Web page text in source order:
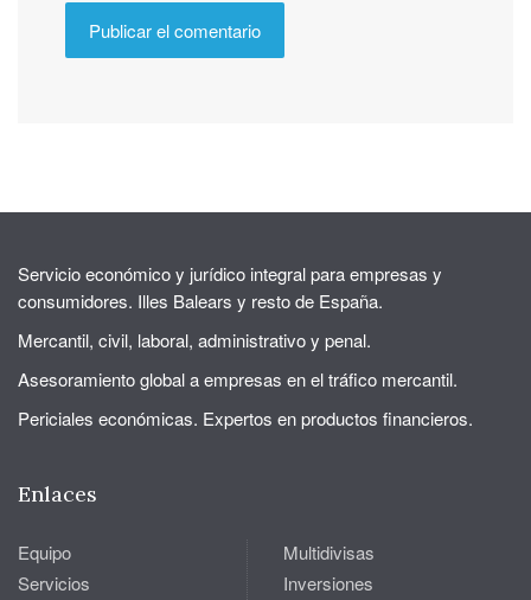
Servicio económico y jurídico integral para empresas y
consumidores. Illes Balears y resto de España.
Mercantil, civil, laboral, administrativo y penal.
Asesoramiento global a empresas en el tráfico mercantil.
Periciales económicas. Expertos en productos financieros.
Enlaces
Equipo
Servicios
Multidivisas
Inversiones